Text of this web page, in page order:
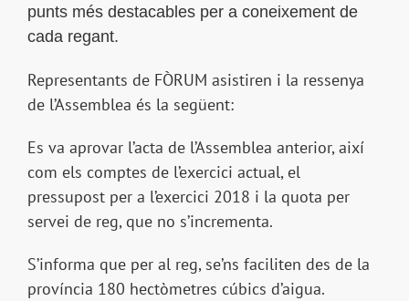
punts més destacables per a coneixement de
cada regant.
Representants de FÒRUM asistiren i la ressenya
de l’Assemblea és la següent:
Es va aprovar l’acta de l’Assemblea anterior, així
com els comptes de l’exercici actual, el
pressupost per a l’exercici 2018 i la quota per
servei de reg, que no s’incrementa.
S’informa que per al reg, se’ns faciliten des de la
província 180 hectòmetres cúbics d’aigua.